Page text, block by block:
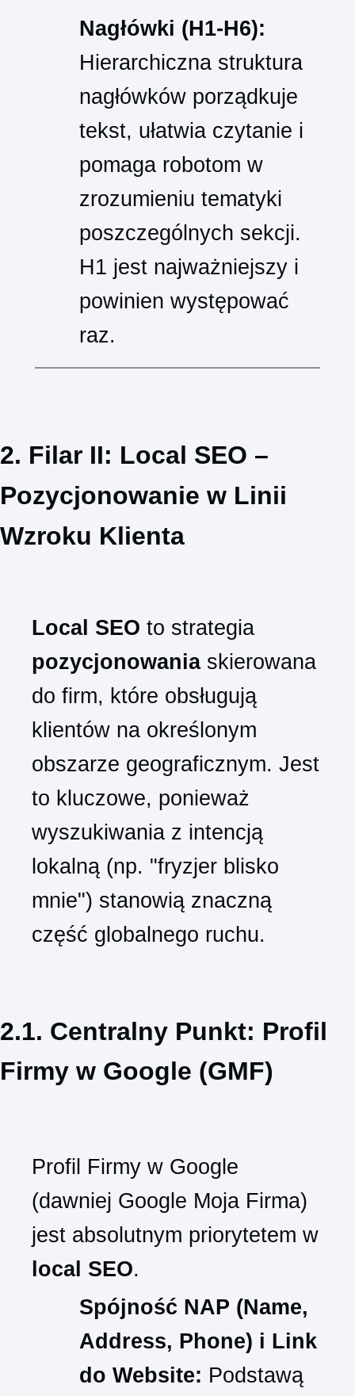
Nagłówki (H1-H6):
Hierarchiczna struktura
nagłówków porządkuje
tekst, ułatwia czytanie i
pomaga robotom w
zrozumieniu tematyki
poszczególnych sekcji.
H1 jest najważniejszy i
powinien występować
raz.
2. Filar II: Local SEO –
Pozycjonowanie w Linii
Wzroku Klienta
Local SEO to strategia
pozycjonowaniaskierowana
do firm, które obsługują
klientów na określonym
obszarze geograficznym. Jest
to kluczowe, ponieważ
wyszukiwania z intencją
lokalną (np. "fryzjer blisko
mnie") stanowią znaczną
część globalnego ruchu.
2.1. Centralny Punkt: Profil
Firmy w Google (GMF)
Profil Firmy w Google
(dawniej Google Moja Firma)
jest absolutnym priorytetem w
local SEO.
Spójność NAP (Name,
Address, Phone) i Link
do Website: Podstawą